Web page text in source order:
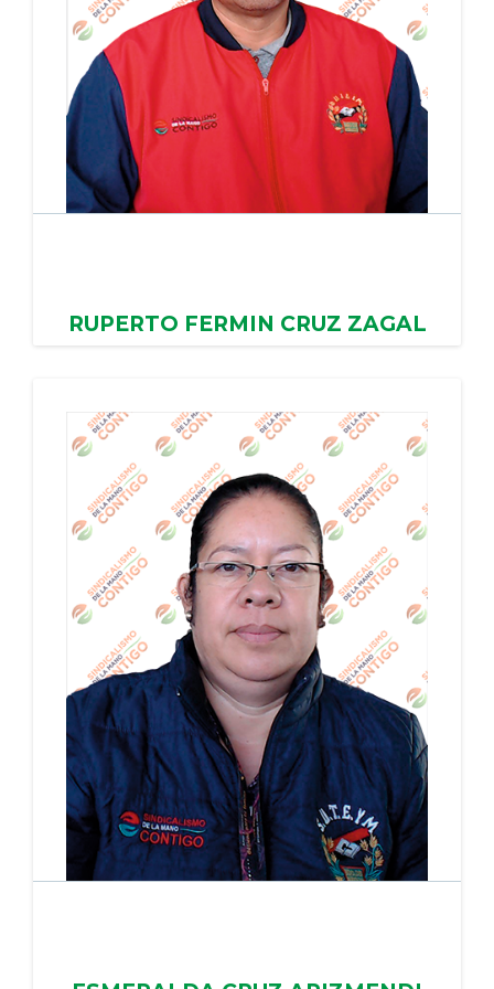
RUPERTO FERMIN CRUZ ZAGAL
H. AYUNTAMIENTO DE IXTAPAN DE LA SAL,
PERIODO: 26/05/2022 - 25/05/2026
PERIODO: 26/05/2022 - 25/05/2026